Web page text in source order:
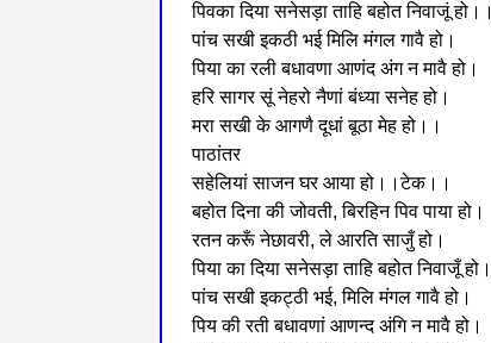
पिवका दिया सनेसड़ा ताहि बहोत निवाजूं हो।।
पांच सखी इकठी भई मिलि मंगल गावै हो।
पिया का रली बधावणा आणंद अंग न मावै हो।
हरि सागर सूं नेहरो नैणां बंध्या सनेह हो।
मरा सखी के आगणै दूधां बूठा मेह हो।।
पाठांतर
सहेलियां साजन घर आया हो।।टेक।।
बहोत दिना की जोवती, बिरहिन पिव पाया हो।
रतन करूँ नेछावरी, ले आरति साजुँ हो।
पिया का दिया सनेसड़ा ताहि बहोत निवाजूँ हो।
पांच सखी इकट्ठी भई, मिलि मंगल गावै हो।
पिय की रती बधावणां आणन्द अंगि न मावै हो।